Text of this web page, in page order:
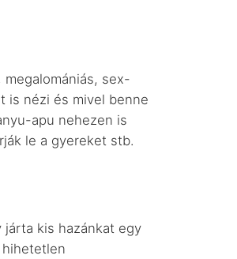
sex-
is nézi és mivel benne
apu nehezen is
le a gyereket stb.
kis hazánkat egy